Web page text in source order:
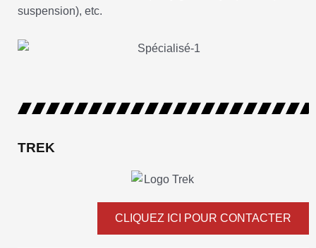
suspension), etc.
TREK
CLIQUEZ ICI POUR CONTACTER